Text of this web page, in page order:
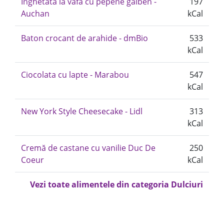
Auchan
kCal
Baton crocant de arahide - dmBio
533
kCal
Ciocolata cu lapte - Marabou
547
kCal
New York Style Cheesecake - Lidl
313
kCal
Cremă de castane cu vanilie Duc De
Coeur
250
kCal
Vezi toate alimentele din categoria Dulciuri